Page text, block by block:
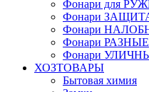
Фонари для
Фонари
Фонари
Фонари РАЗНЫЕ
Фонари
ХОЗТОВАРЫ
Бытовая химия